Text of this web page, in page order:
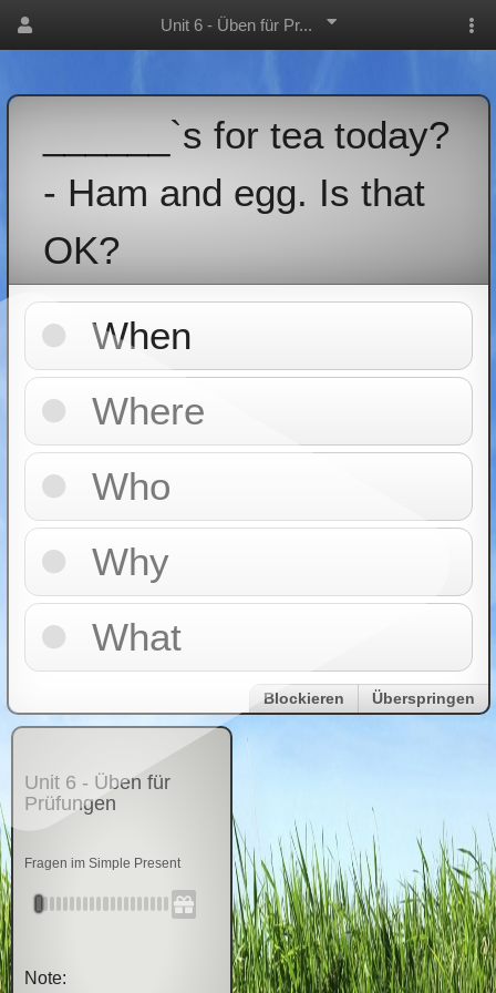
Unit 6 - Üben für Pr...
______`s for tea today?
- Ham and egg. Is that
OK?
When
Where
Who
Why
What
Blockieren Überspringen
Unit 6 - Üben für
Prüfungen
Fragen im Simple Present
Note: